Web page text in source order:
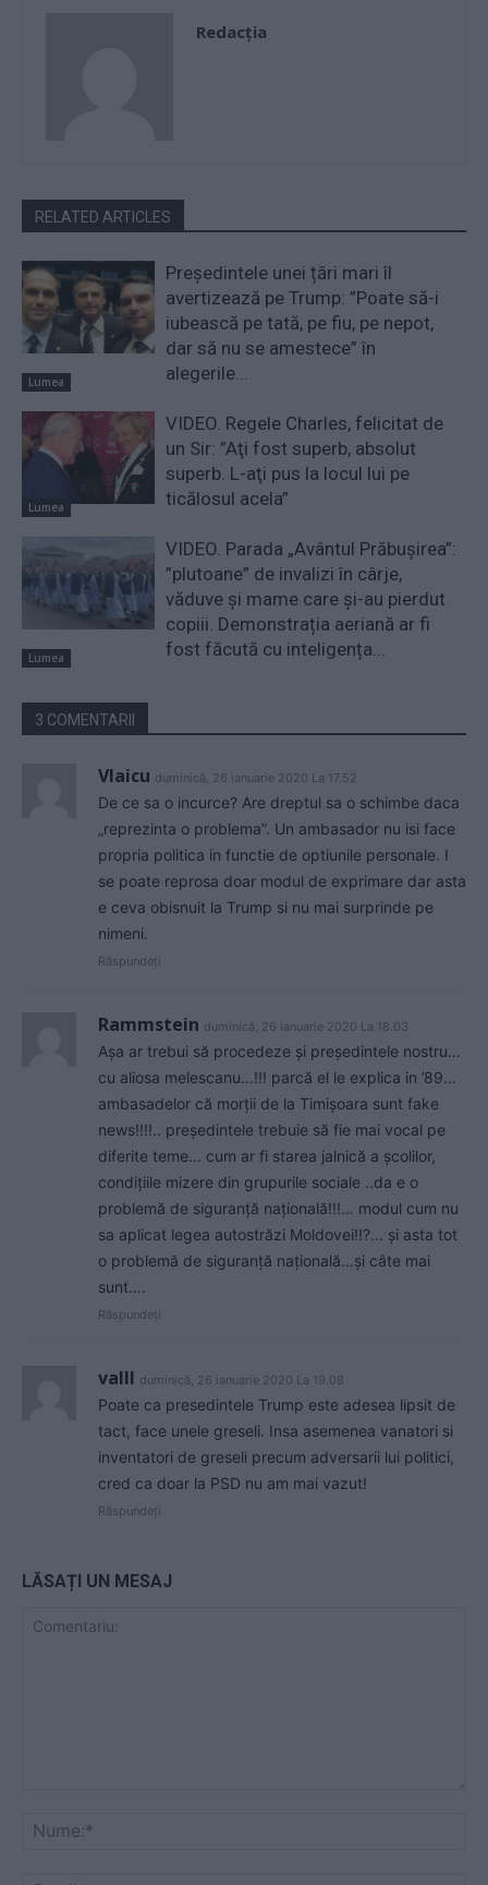
Redacţia
RELATED ARTICLES
Lumea
Președintele unei țări mari îl
avertizează pe Trump: ”Poate să-i
iubească pe tată, pe fiu, pe nepot,
dar să nu se amestece” în
alegerile...
Lumea
VIDEO. Regele Charles, felicitat de
un Sir: ”Aţi fost superb, absolut
superb. L-aţi pus la locul lui pe
ticălosul acela”
Lumea
VIDEO. Parada „Avântul Prăbușirea”:
”plutoane” de invalizi în cârje,
văduve și mame care și-au pierdut
copiii. Demonstrația aeriană ar fi
fost făcută cu inteligența...
3 COMENTARII
Vlaicu duminică, 26 ianuarie 2020 La 17.52
De ce sa o incurce? Are dreptul sa o schimbe daca
„reprezinta o problema”. Un ambasador nu isi face
propria politica in functie de optiunile personale. I
se poate reprosa doar modul de exprimare dar asta
e ceva obisnuit la Trump si nu mai surprinde pe
nimeni.
Răspundeți
Rammstein duminică, 26 ianuarie 2020 La 18.03
Așa ar trebui să procedeze și președintele nostru…
cu aliosa melescanu…!!! parcă el le explica in ’89…
ambasadelor că morții de la Timișoara sunt fake
news!!!!.. președintele trebuie să fie mai vocal pe
diferite teme… cum ar fi starea jalnică a școlilor,
condițiile mizere din grupurile sociale ..da e o
problemă de siguranță națională!!!… modul cum nu
sa aplicat legea autostrăzi Moldovei!!?… și asta tot
o problemă de siguranță națională…și câte mai
sunt….
Răspundeți
valll duminică, 26 ianuarie 2020 La 19.08
Poate ca presedintele Trump este adesea lipsit de
tact, face unele greseli. Insa asemenea vanatori si
inventatori de greseli precum adversarii lui politici,
cred ca doar la PSD nu am mai vazut!
Răspundeți
LĂSAȚI UN MESAJ